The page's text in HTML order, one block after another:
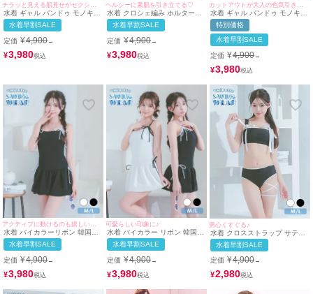
水着 ギャル バンドゥ モノキニ
シャーリング カットアウト ビ
キニ (ブラウン×ベージュ/早河
ルカ着用 ブラック/若林萌々着
用)
水着早割SALE
定価 ¥4,900→
¥3,980
ヘルシーに素肌を引き立てる♡
水着 クロシェ編み ホルターネ
ック 韓国風 体型カバー ガーリ
ー ワンピースビキニ (アイボリ
ー×ブルー/聖菜着用)
水着早割SALE
定価 ¥4,900→
¥3,980
水着 ギャル バンドゥ モノキニ
シャーリング カットアウト ビ
キニ (アイボリー/雨宮由乙花着
用)
特別価格
水着早割SALE
定価 ¥4,900→
¥3,980
水着 バイカラーリボン 韓国風
体型カバー ガーリー ワンピー
スビキニ (ブラック/雨宮由乙花
着用)
水着早割SALE
定価 ¥4,900→
¥3,980
可愛らしい印象に♪
水着 バイカラー リボン 韓国風
体型カバー ガーリー ワンピー
ス ビキニ (ホワイト/聖菜着用)
(ブラック/雨宮由乙花着用)
水着早割SALE
定価 ¥4,900→
¥3,980
男心くすぐる♪
水着 クロスストラップ サテン
リボンパイピング ビスチェ ギ
ャル ビキニ (ブラック/雨宮由
乙花着用)
水着早割SALE
定価 ¥4,900→
¥2,980